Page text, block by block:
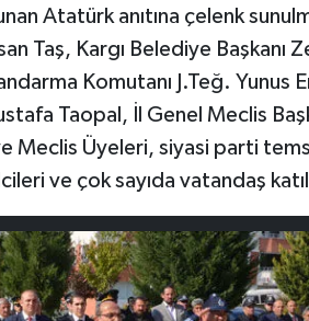
Atatürk anıtına çelenk
Taş, Kargı Belediye Başkanı
Komutanı J.Teğ. Yunus
Taopal, İl Genel Meclis
Meclis Üyeleri, siyasi parti
ve çok sayıda vatandaş